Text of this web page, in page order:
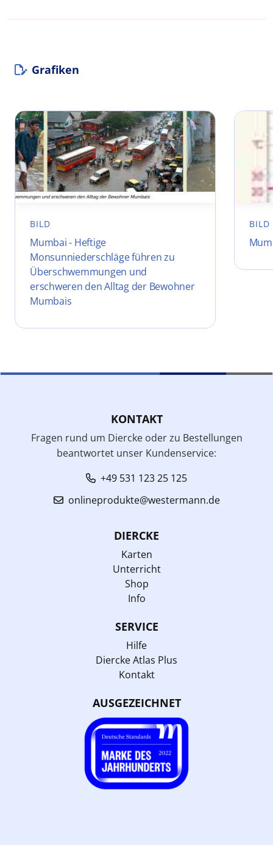
Grafiken
BILD
Mumbai - Heftige
Monsunniederschläge führen zu
Überschwemmungen und
erschweren den Alltag der Bewohner
Mumbais
BILD
KONTAKT
Fragen rund um Diercke oder zu Bestellungen
beantwortet unser Kundenservice:
+49 531 123 25 125
onlineprodukte@westermann.de
DIERCKE
Karten
Unterricht
Shop
Info
SERVICE
Hilfe
Diercke Atlas Plus
Kontakt
AUSGEZEICHNET